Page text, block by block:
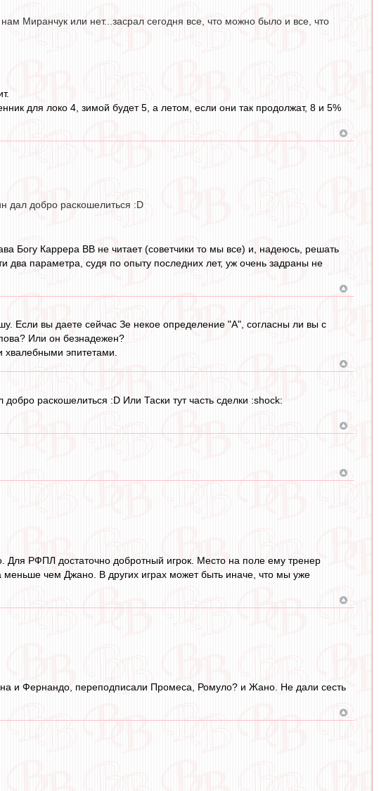
Миранчук или нет...засрал сегодня все, что можно было и все, что
для локо 4, зимой будет 5, а летом, если они так продолжат, 8 и 5%
дал добро раскошелиться :D
Богу Каррера ВВ не читает (советчики то мы все) и, надеюсь, решать
два параметра, судя по опыту последних лет, уж очень задраны не
Если вы даете сейчас Зе некое определение "А", согласны ли вы с
Или он безнадежен?
хвалебными эпитетами.
раскошелиться :D Или Таски тут часть сделки :shock:
Для РФПЛ достаточно добротный игрок. Место на поле ему тренер
меньше чем Джано. В других играх может быть иначе, что мы уже
и Фернандо, переподписали Промеса, Ромуло? и Жано. Не дали сесть